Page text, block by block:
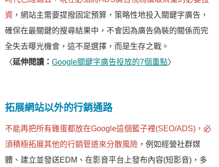
資 ，網站主需要提撥固定預算，策略性地投入關鍵字廣告，
確保在最關鍵的搜尋結果中，不會因為廣告偽裝的關係而完
全失去曝光機會，這不是選擇，而是生存之戰。
〈延伸閱讀： Google關鍵字廣告投放的7個重點〉
拓展網站以外的行銷通路
不能再把所有雞蛋都放在Google這個籃子裡(SEO/ADS)，必
須積極拓展其他的行銷管道來分散風險 ，例如經營社群媒
體、建立並發送EDM、在影音平台上發布內容(短影音)，多